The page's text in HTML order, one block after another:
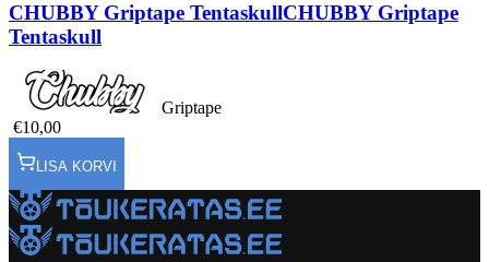
CHUBBY Griptape TentaskullCHUBBY Griptape
Tentaskull
Griptape
€10,00
LISA KORVI